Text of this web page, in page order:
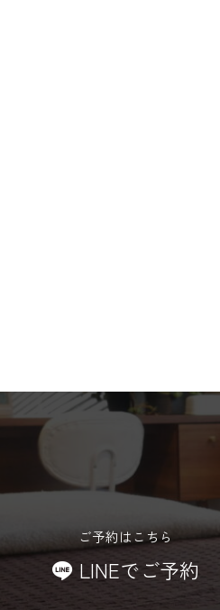
ご予約はこちら
LINEでご予約